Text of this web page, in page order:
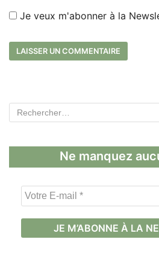
Je veux m'abonner à la
Ne manquez
V
o
t